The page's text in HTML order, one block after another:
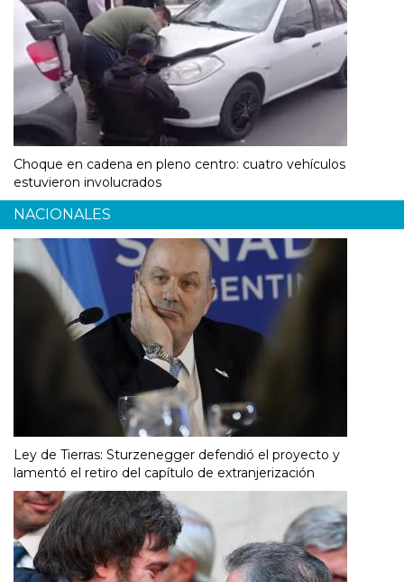
Choque en cadena en pleno centro: cuatro vehículos
estuvieron involucrados
NACIONALES
Ley de Tierras: Sturzenegger defendió el proyecto y
lamentó el retiro del capítulo de extranjerización